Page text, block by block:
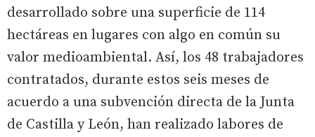
desarrollado sobre una superficie de 114
hectáreas en lugares con algo en común su
valor medioambiental. Así, los 48 trabajadores
contratados, durante estos seis meses de
acuerdo a una subvención directa de la Junta
de Castilla y León, han realizado labores de